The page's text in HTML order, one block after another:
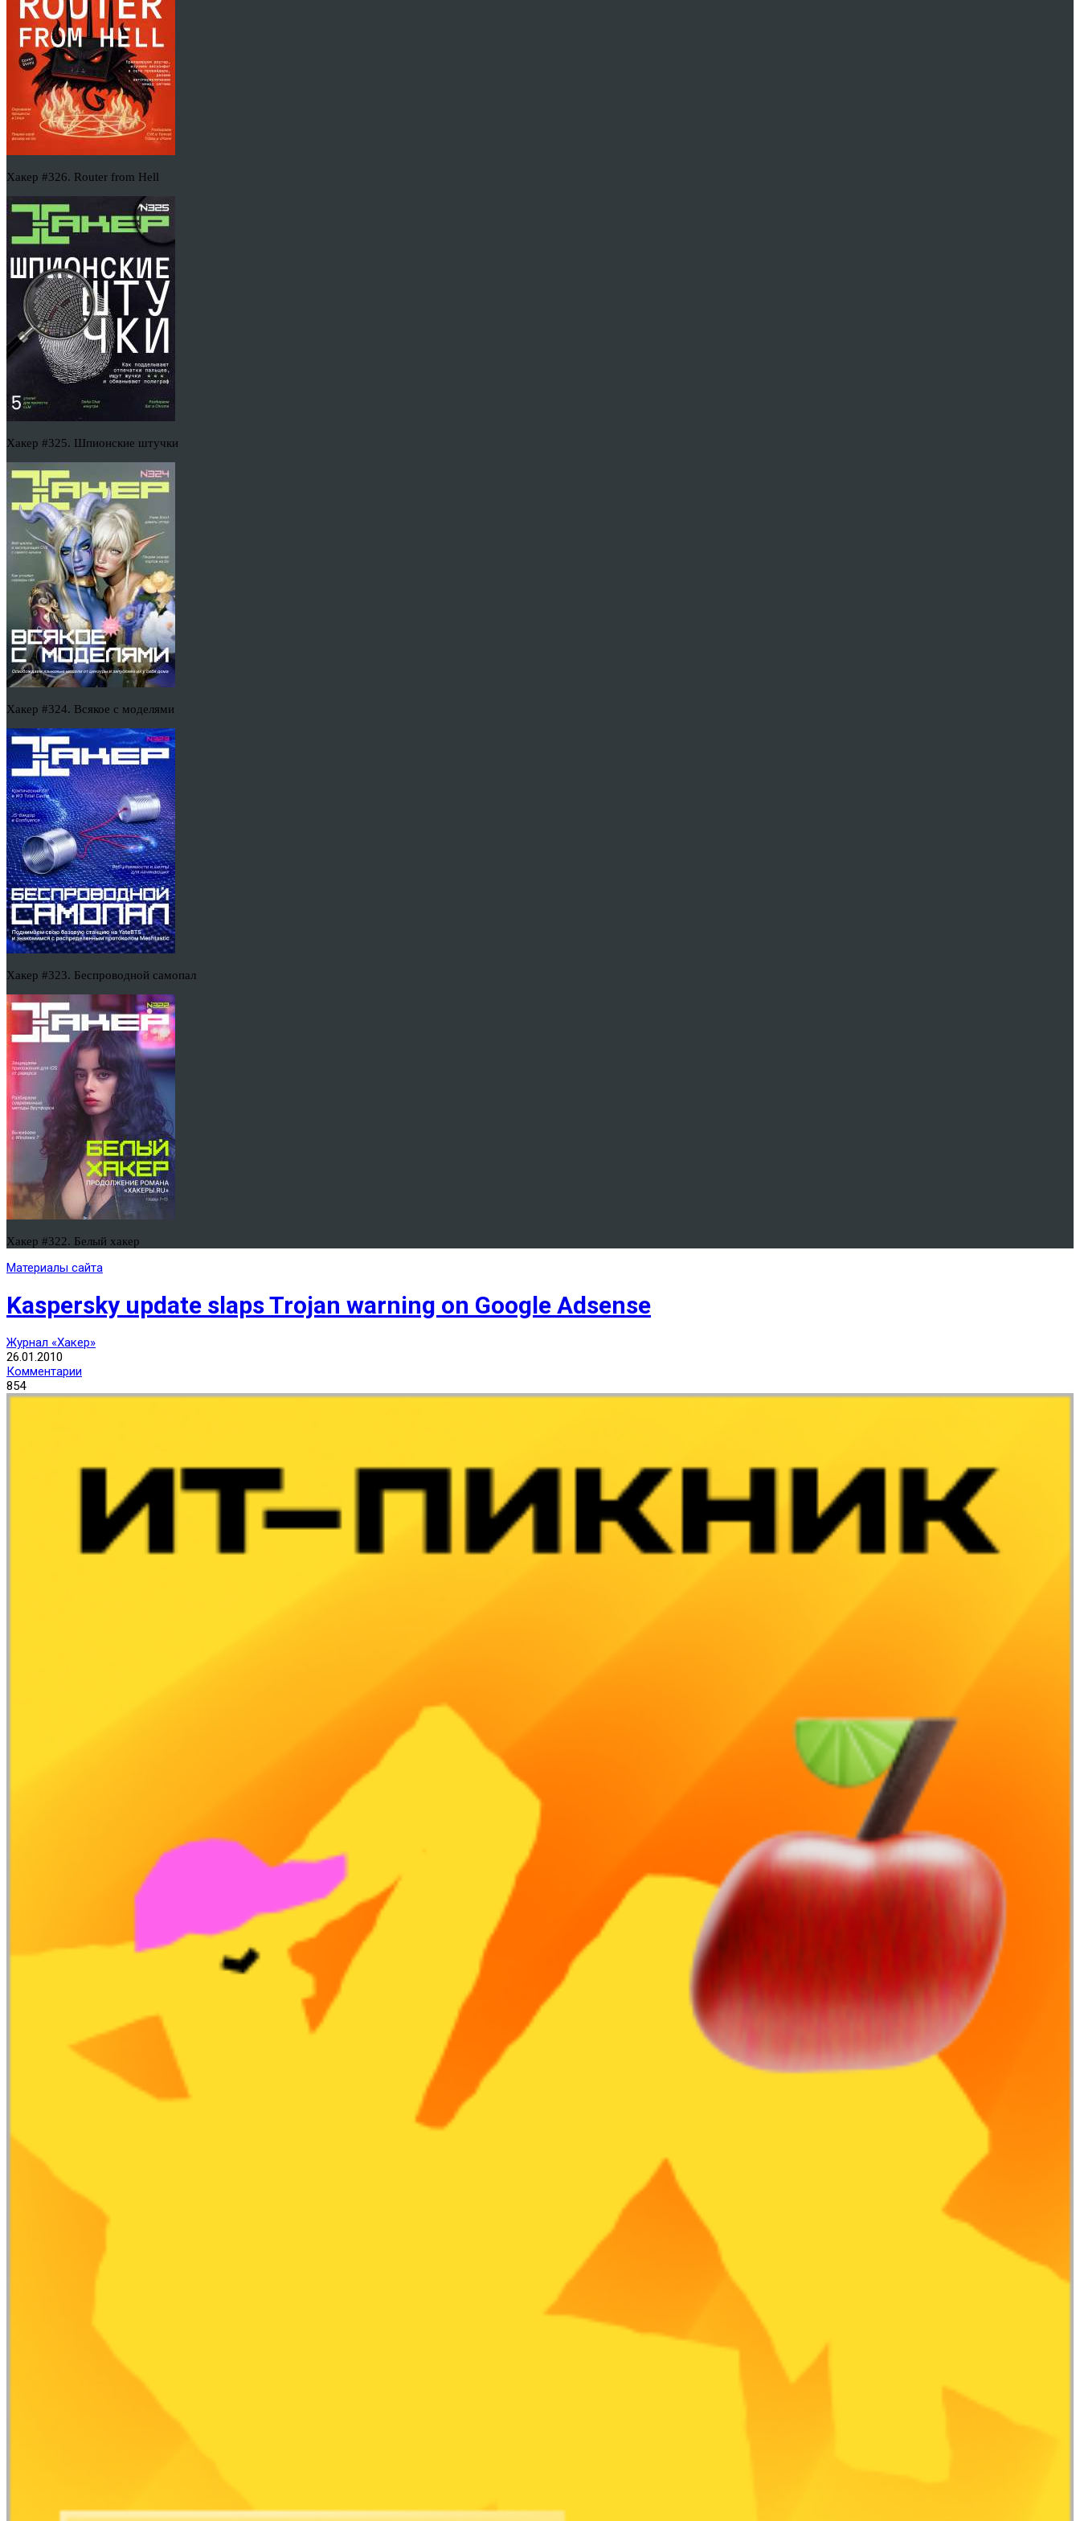
Хакер #326. Router from Hell
Хакер #325. Шпионские штучки
Хакер #324. Всякое с моделями
Хакер #323. Беспроводной самопал
Хакер #322. Белый хакер
Материалы сайта
Kaspersky update slaps Trojan warning on Google Adsense
Журнал «Хакер»
26.01.2010
Комментарии
854